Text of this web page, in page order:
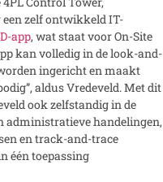
zelf ontwikkeld IT-
app, wat staat voor On-Site
kan volledig in de look-and-
ingericht en maakt
aldus Vredeveld. Met dit
ook zelfstandig in de
administratieve handelingen,
en track-and-trace
één toepassing